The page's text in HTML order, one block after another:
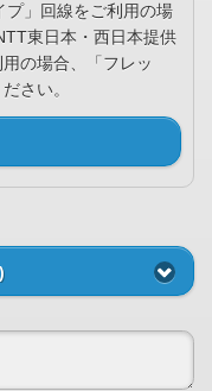
プ」回線をご利用の場
東日本・西日本提供
の場合、「フレッ
さい。